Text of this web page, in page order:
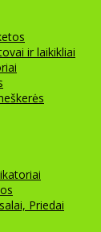
ir laikikliai
Priedai